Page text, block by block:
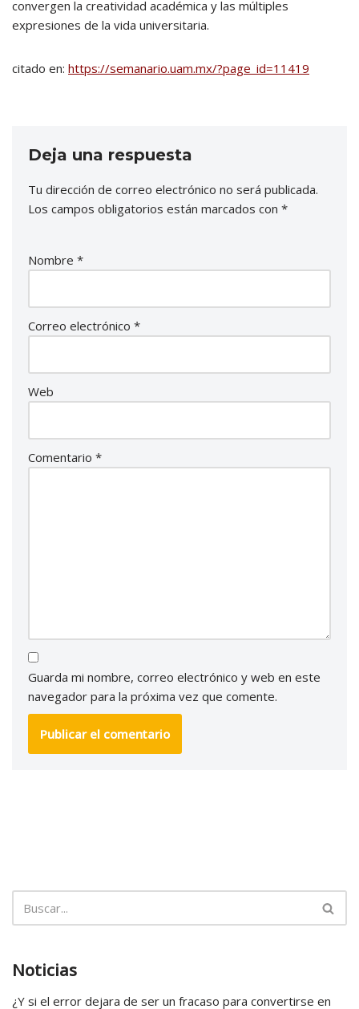
convergen la creatividad académica y las múltiples
expresiones de la vida universitaria.
citado en: https://semanario.uam.mx/?page_id=11419
Deja una respuesta
Tu dirección de correo electrónico no será publicada.
Los campos obligatorios están marcados con *
Nombre *
Correo electrónico *
Web
Comentario *
Guarda mi nombre, correo electrónico y web en este
navegador para la próxima vez que comente.
Noticias
¿Y si el error dejara de ser un fracaso para convertirse en